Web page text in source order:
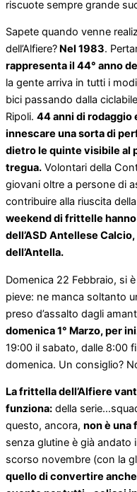
riscuote sempre grande
Sapete quando venne
dell’Alfiere? Nel 1983.
rappresenta il 44° anno
la gente arriva in tutti i
bici passando dalla
Ripoli. 44 anni di rodaggio
innescare una sorta di
dietro le quinte visibile al
tregua. Volontari della
giovani oltre a persone di
contribuire alla riuscita
weekend di frittelle
dell’ASD Antellese
dell’Antella.
Domenica 22 Febbraio, si
pieve: ne manca soltanto
preso d’assalto dagli
domenica 1° Marzo, per
19:00 il sabato, dalle 8:00
domenica. Un consiglio?
La frittella dell’Alfiere
funziona: della
questo, ancora, non è
senza glutine è già andato
scorso novembre (con la
quello di convertire